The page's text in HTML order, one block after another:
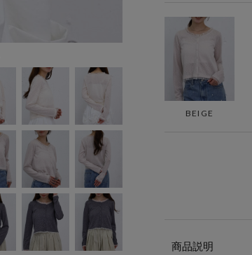
BEIGE
商品説明